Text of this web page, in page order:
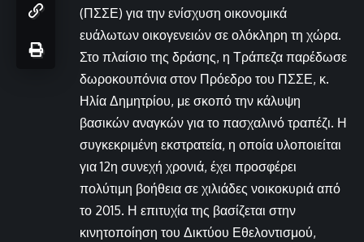
(ΠΣΣΕ) για την ενίσχυση οικονομικά
ευάλωτων οικογενειών σε ολόκληρη τη χώρα.
Στο πλαίσιο της δράσης, η Τράπεζα παρέδωσε
δωροκουπόνια στον Πρόεδρο του ΠΣΣΕ, κ.
Ηλία Δημητρίου, με σκοπό την κάλυψη
βασικών αναγκών για το πασχαλινό τραπέζι. Η
συγκεκριμένη εκστρατεία, η οποία υλοποιείται
για 12η συνεχή χρονιά, έχει προσφέρει
πολύτιμη βοήθεια σε χιλιάδες νοικοκυριά από
το 2015. Η επιτυχία της βασίζεται στην
κινητοποίηση του Δικτύου Εθελοντισμού,